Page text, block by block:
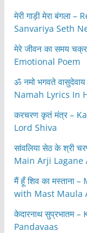
मेरी गाड़ी मेरा
Sanvariya Seth
मेरे जीवन का समय
Emotional Poem
ॐ नमो भगवते
Namah Lyrics In
करचरण कृतं मंत्र –
Lord Shiva
सांवलिया सेठ के श्री
Main Arji Lagane
मैं हूँ शिव का
with Mast Maula
केदारनाथ
Pandavaas